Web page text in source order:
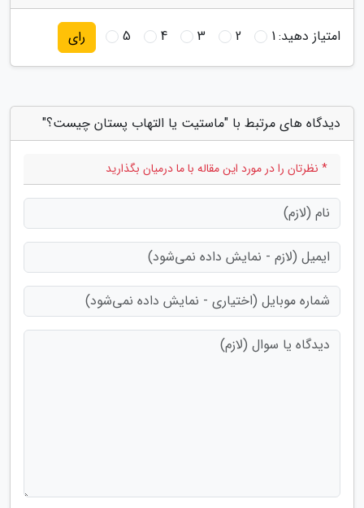
امتیاز دهید:1
2
3
4
5 رای
دیدگاه های مرتبط با "ماستیت یا التهاب پستان چیست؟"
* نظرتان را در مورد این مقاله با ما درمیان بگذارید